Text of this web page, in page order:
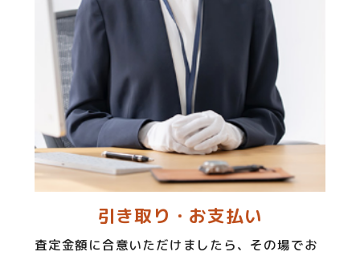
引き取り・お支払い
査定金額に合意いただけましたら、その場でお